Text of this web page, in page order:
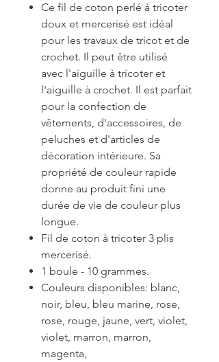
Ce fil de coton perlé à tricoter
doux et mercerisé est idéal
pour les travaux de tricot et de
crochet. Il peut être utilisé
avec l'aiguille à tricoter et
l'aiguille à crochet. Il est parfait
pour la confection de
vêtements, d'accessoires, de
peluches et d'articles de
décoration intérieure. Sa
propriété de couleur rapide
donne au produit fini une
durée de vie de couleur plus
longue.
Fil de coton à tricoter 3 plis
mercerisé.
1 boule - 10 grammes.
Couleurs disponibles: blanc,
noir, bleu, bleu marine, rose,
rose, rouge, jaune, vert, violet,
violet, marron, marron,
magenta,